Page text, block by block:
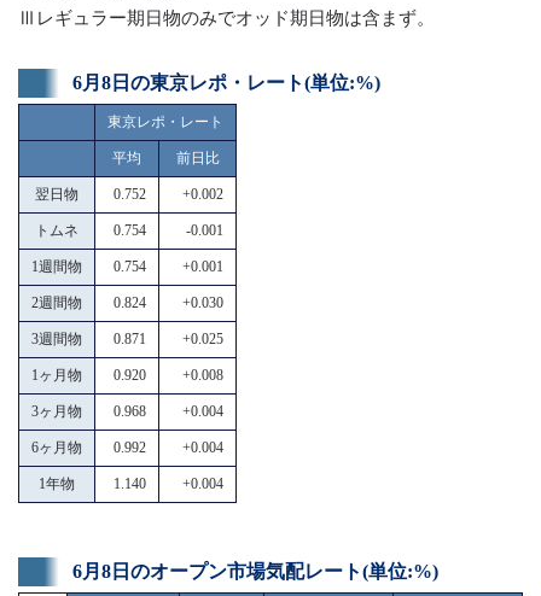
Ⅲレギュラー期日物のみでオッド期日物は含まず。
6月8日の東京レポ・レート(単位:%)
東京レポ・レート
平均 前日比
翌日物 0.752 +0.002
トムネ 0.754 -0.001
1週間物 0.754 +0.001
2週間物 0.824 +0.030
3週間物 0.871 +0.025
1ヶ月物 0.920 +0.008
3ヶ月物 0.968 +0.004
6ヶ月物 0.992 +0.004
1年物 1.140 +0.004
6月8日のオープン市場気配レート(単位:%)